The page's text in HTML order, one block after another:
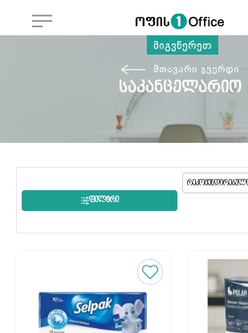
მიგვწერეთ
მთავარი გვერდი
საკანცელარიო
ᲤᲘᲚᲢᲠᲘ